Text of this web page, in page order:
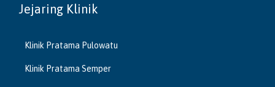
Jejaring Klinik
Klinik Pratama Pulowatu
Klinik Pratama Semper